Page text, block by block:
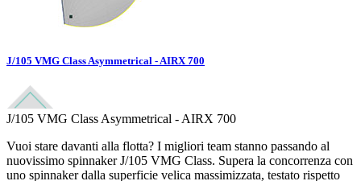
J/105 VMG Class Asymmetrical - AIRX 700
J/105 VMG Class Asymmetrical - AIRX 700
Vuoi stare davanti alla flotta? I migliori team stanno passando al
nuovissimo spinnaker J/105 VMG Class. Supera la concorrenza con
uno spinnaker dalla superficie velica massimizzata, testato rispetto